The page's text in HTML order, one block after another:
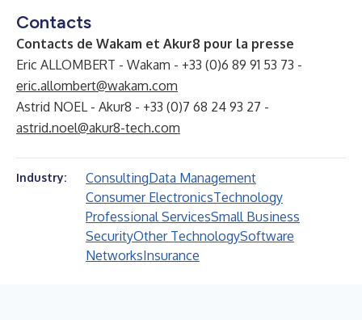
Contacts
Contacts de Wakam et Akur8 pour la presse
Eric ALLOMBERT - Wakam - +33 (0)6 89 91 53 73 -
eric.allombert@wakam.com
Astrid NOEL - Akur8 - +33 (0)7 68 24 93 27 -
astrid.noel@akur8-tech.com
Industry: ConsultingData Management
Consumer ElectronicsTechnology
Professional ServicesSmall Business
SecurityOther TechnologySoftware
NetworksInsurance